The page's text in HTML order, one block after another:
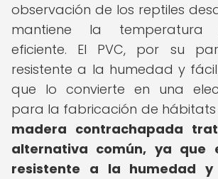
observación de los reptiles
mantiene la temperatura
eficiente. El PVC, por su
resistente a la humedad y
que lo convierte en una
para la fabricación de hábitats
madera contrachapada
alternativa común, ya que
resistente a la humedad y